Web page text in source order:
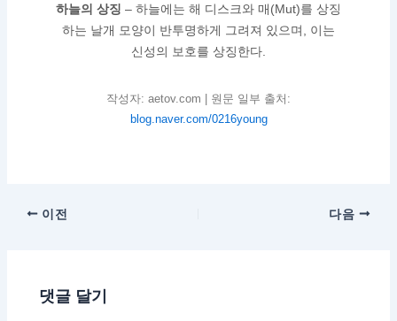
하늘의 상징 – 하늘에는 해 디스크와 매(Mut)를 상징
하는 날개 모양이 반투명하게 그려져 있으며, 이는
신성의 보호를 상징한다.
작성자: aetov.com | 원문 일부 출처:
blog.naver.com/0216young
이전 다음
댓글 달기